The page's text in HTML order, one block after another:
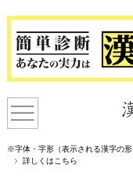
※字体・字形（表示される漢字の形
詳しくはこちら